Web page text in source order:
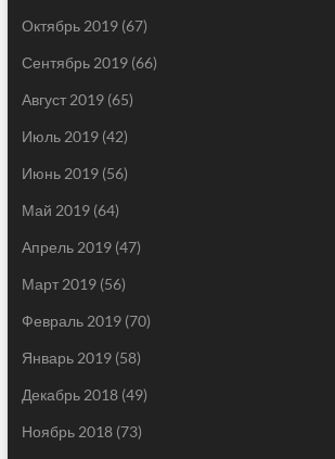
Октябрь 2019(67)
Сентябрь 2019(66)
Август 2019(65)
Июль 2019(42)
Июнь 2019(56)
Май 2019(64)
Апрель 2019(47)
Март 2019(56)
Февраль 2019(70)
Январь 2019(58)
Декабрь 2018(49)
Ноябрь 2018(73)